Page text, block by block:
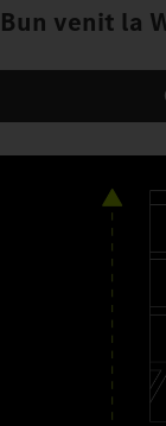
Bun venit la